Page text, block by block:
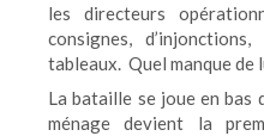
les directeurs
consignes,
tableaux. Quel manque de
La bataille se joue en bas
ménage devient la